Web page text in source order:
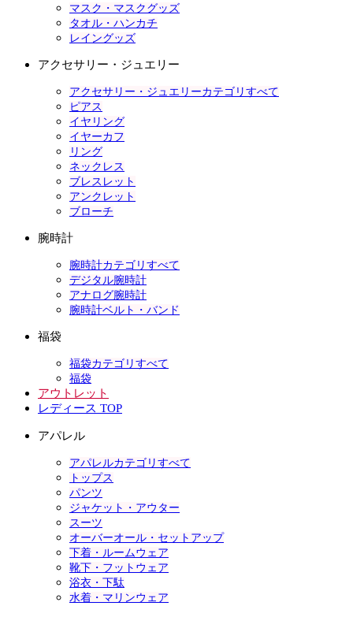
マスク・マスクグッズ
タオル・ハンカチ
レイングッズ
アクセサリー・ジュエリー
アクセサリー・ジュエリーカテゴリすべて
ピアス
イヤリング
イヤーカフ
リング
ネックレス
ブレスレット
アンクレット
ブローチ
腕時計
腕時計カテゴリすべて
デジタル腕時計
アナログ腕時計
腕時計ベルト・バンド
福袋
福袋カテゴリすべて
福袋
アウトレット
レディース TOP
アパレル
アパレルカテゴリすべて
トップス
パンツ
ジャケット・アウター
スーツ
オーバーオール・セットアップ
下着・ルームウェア
靴下・フットウェア
浴衣・下駄
水着・マリンウェア